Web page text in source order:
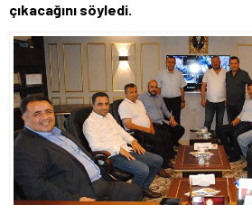
çıkacağını söyledi.